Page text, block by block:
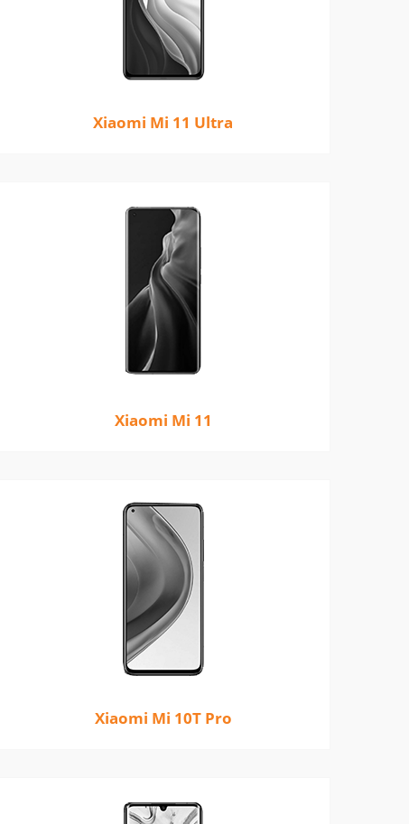
Xiaomi Mi 11 Ultra
Xiaomi Mi 11
Xiaomi Mi 10T Pro